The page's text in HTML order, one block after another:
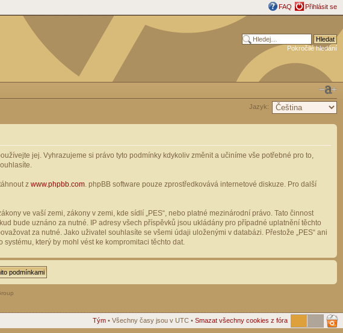
FAQ Přihlásit se
Pokročilé hledání
Jazyk:
jej. Vyhrazujeme si právo tyto podmínky kdykoliv změnit a učiníme vše potřebné pro to,
z www.phpbb.com . phpBB software pouze zprostředkovává internetové diskuze. Pro další
ve vaší zemi, zákony v zemi, kde sídlí „PES“, nebo platné mezinárodní právo. Tato činnost
bude uznáno za nutné. IP adresy všech příspěvků jsou ukládány pro případné uplatnění těchto
za nutné. Jako uživatel souhlasíte se všemi údaji uloženými v databázi. Přestože „PES“ ani
který by mohl vést ke kompromitaci těchto dat.
Tým • Všechny časy jsou v UTC • Smazat všechny cookies z fóra